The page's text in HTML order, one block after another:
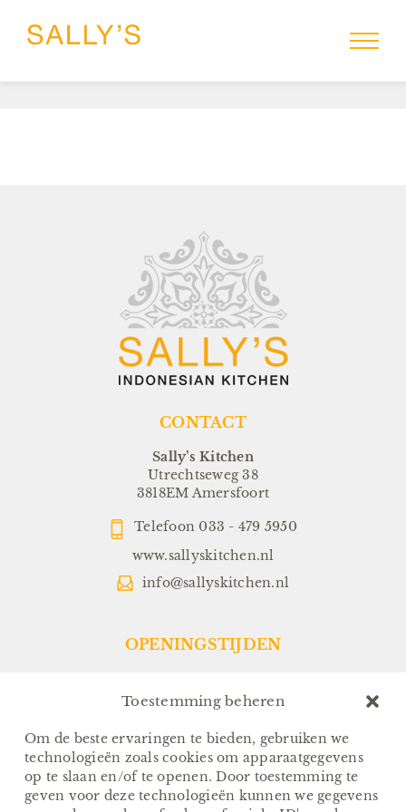
Toestemming beheren
Om de beste ervaringen te bieden, gebruiken we
technologieën zoals cookies om apparaatgegevens
op te slaan en/of te openen. Door toestemming te
geven voor deze technologieën kunnen we gegevens
MENU
SALLYS-TO-GO
RESERVEREN
CATERING
GROEPEN
CONTACT
Sally’s Kitchen
Utrechtseweg 38
3818EM Amersfoort
Telefoon 033 - 479 5950
www.sallyskitchen.nl
info@sallyskitchen.nl
OPENINGSTIJDEN
Dinsdag t/m Zondag:
Vanaf 17.00 uur
(Keuken sluit om 21.30 uur)
Sallys-To-Go:
Van Dinsdag t/m Zondag:
Afhalen tussen 17.00 en 18.00